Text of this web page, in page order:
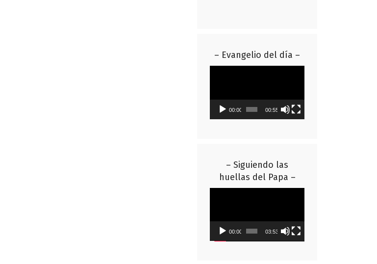
– Evangelio del día –
00:00 00:55
– Siguiendo las
huellas del Papa –
00:00 03:53